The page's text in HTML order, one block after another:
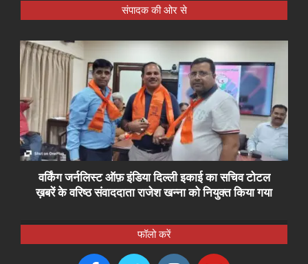
संपादक की ओर से
वर्किंग जर्नलिस्ट ऑफ़ इंडिया दिल्ली इकाई का सचिव टोटल
ख़बरें के वरिष्ठ संवाददाता राजेश खन्ना को नियुक्त किया गया
फॉलो करें